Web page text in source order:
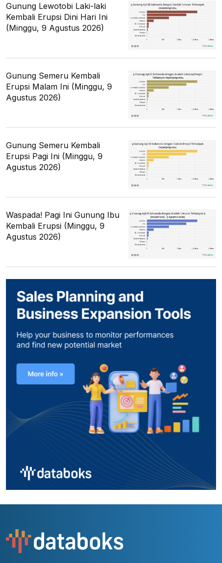
Gunung Lewotobi Laki-laki
Kembali Erupsi Dini Hari Ini
(Minggu, 9 Agustus 2026)
Gunung Semeru Kembali
Erupsi Malam Ini (Minggu, 9
Agustus 2026)
Gunung Semeru Kembali
Erupsi Pagi Ini (Minggu, 9
Agustus 2026)
Waspada! Pagi Ini Gunung Ibu
Kembali Erupsi (Minggu, 9
Agustus 2026)